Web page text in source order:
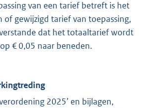
van een tarief betreft is het
of gewijzigd tarief van toepassing,
dat het totaaltarief wordt
€ 0,05 naar beneden.
2025’ en bijlagen,